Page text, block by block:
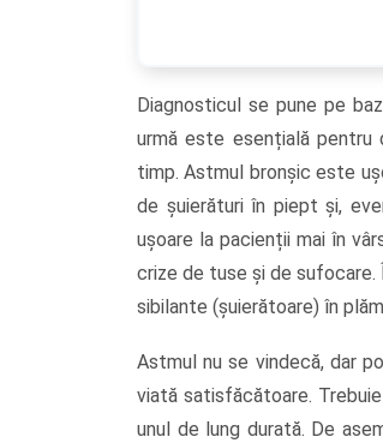
Diagnosticul se pune pe
urmă este esențială pentru
timp. Astmul bronșic este
de șuierături în piept și,
ușoare la pacienții mai în
crize de tuse și de sufocare.
sibilante (șuierătoare) în
Astmul nu se vindecă, dar
viată satisfăcătoare.
unul de lung durată. De